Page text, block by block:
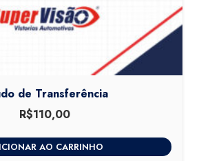
de Transferência
R$110,00
AO CARRINHO